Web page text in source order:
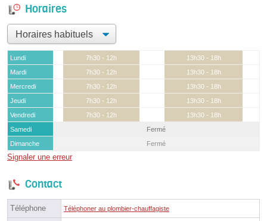
Horaires
Lundi 7h30 - 12h
13h30 - 18h
Mardi
7h30 - 12h
13h30 - 18h
Mercredi
7h30 - 12h
13h30 - 18h
Jeudi
7h30 - 12h
13h30 - 18h
Vendredi
7h30 - 12h
13h30 - 18h
Samedi
Fermé
Dimanche
Fermé
Signaler une erreur
Contact
Téléphone Téléphoner au plombier-chauffagiste